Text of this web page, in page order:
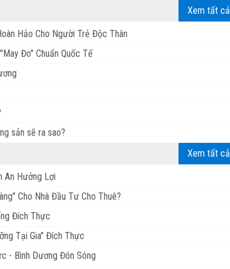
Xem tất
Hảo Cho Người Trẻ Độc Thân
Đo" Chuẩn Quốc Tế
sản sẽ ra sao?
Xem tất
An Hưởng Lợi
Cho Nhà Đầu Tư Cho Thuê?
Đích Thực
Tại Gia" Đích Thực
- Bình Dương Đón Sóng